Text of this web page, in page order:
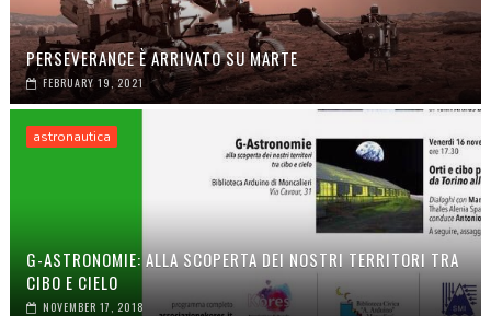
PERSEVERANCE È ARRIVATO SU MARTE
FEBRUARY 19, 2021
astronautica
G-ASTRONOMIE: ALLA SCOPERTA DEI NOSTRI TERRITORI TRA
CIBO E CIELO
NOVEMBER 17, 2018